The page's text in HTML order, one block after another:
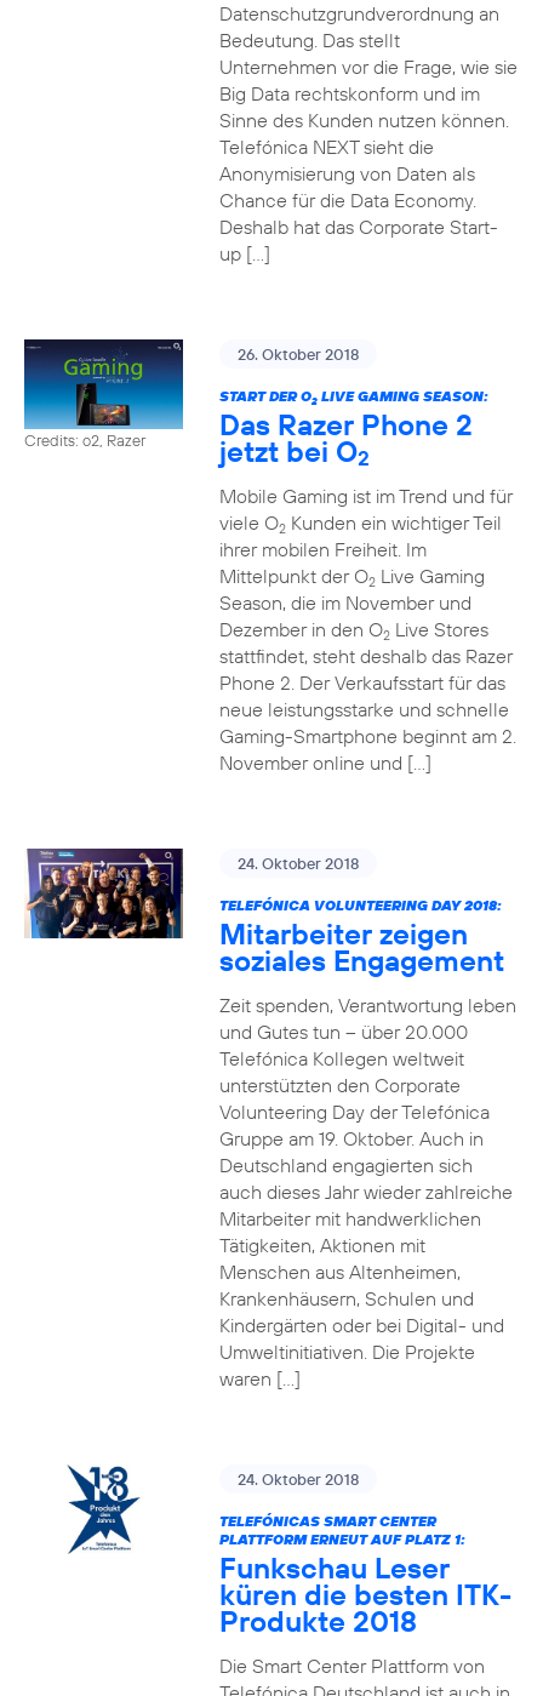
Datenschutzgrundverordnung an
Bedeutung. Das stellt
Unternehmen vor die Frage, wie sie
Big Data rechtskonform und im
Sinne des Kunden nutzen können.
Telefónica NEXT sieht die
Anonymisierung von Daten als
Chance für die Data Economy.
Deshalb hat das Corporate Start-
up […]
Credits: o2, Razer
26. Oktober 2018
START DER O2LIVE GAMING SEASON:
Das Razer Phone 2
jetzt bei O2
Mobile Gaming ist im Trend und für
viele O2Kunden ein wichtiger Teil
ihrer mobilen Freiheit. Im
Mittelpunkt der O2Live Gaming
Season, die im November und
Dezember in den O2Live Stores
stattfindet, steht deshalb das Razer
Phone 2. Der Verkaufsstart für das
neue leistungsstarke und schnelle
Gaming-Smartphone beginnt am 2.
November online und […]
24. Oktober 2018
TELEFÓNICA VOLUNTEERING DAY 2018:
Mitarbeiter zeigen
soziales Engagement
Zeit spenden, Verantwortung leben
und Gutes tun – über 20.000
Telefónica Kollegen weltweit
unterstützten den Corporate
Volunteering Day der Telefónica
Gruppe am 19. Oktober. Auch in
Deutschland engagierten sich
auch dieses Jahr wieder zahlreiche
Mitarbeiter mit handwerklichen
Tätigkeiten, Aktionen mit
Menschen aus Altenheimen,
Krankenhäusern, Schulen und
Kindergärten oder bei Digital- und
Umweltinitiativen. Die Projekte
waren […]
24. Oktober 2018
TELEFÓNICAS SMART CENTER
PLATTFORM ERNEUT AUF PLATZ 1:
Funkschau Leser
küren die besten ITK-
Produkte 2018
Die Smart Center Plattform von